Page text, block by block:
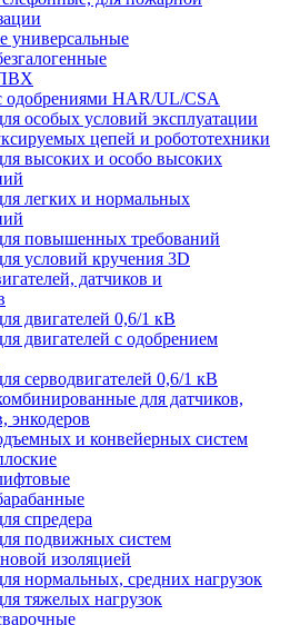
универсальные
одобрениями HAR/UL/CSA
особых условий эксплуатации
цепей и робототехники
высоких и особо высоких
легких и нормальных
повышенных требований
условий кручения 3D
датчиков и
двигателей 0,6/1 кВ
двигателей с одобрением
серводвигателей 0,6/1 кВ
для датчиков,
энкодеров
и конвейерных систем
спредера
подвижных систем
изоляцией
нормальных, средних нагрузок
тяжелых нагрузок